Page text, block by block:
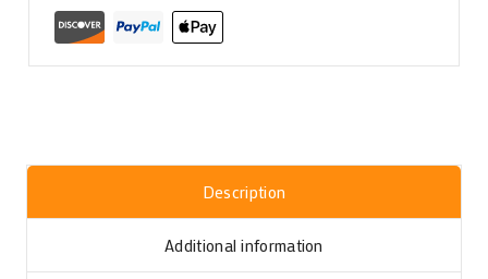
Description
Additional information